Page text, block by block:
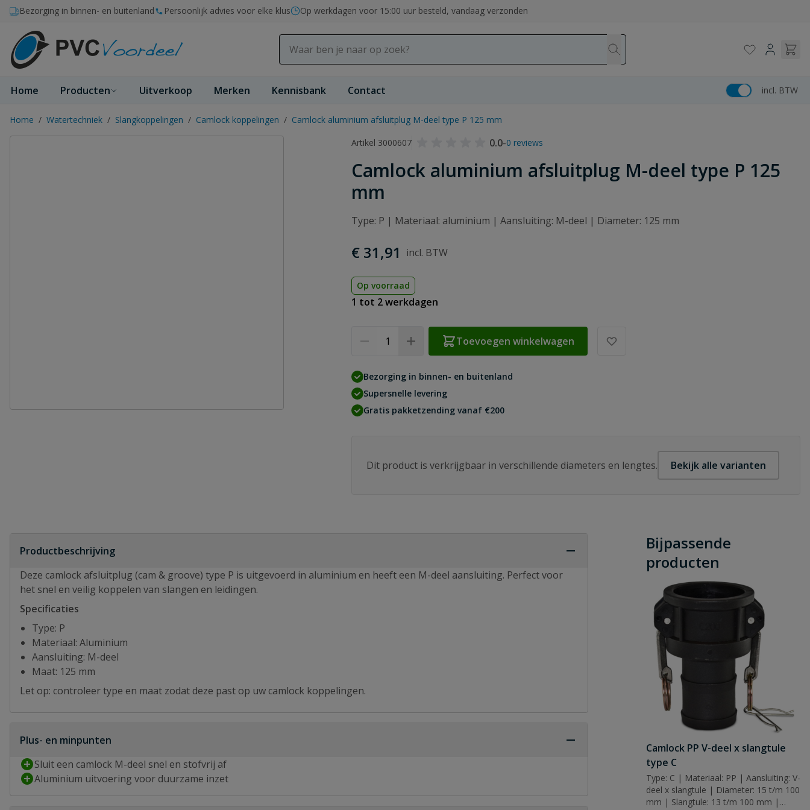
Ga naar de inhoud
Bezorging in binnen- en buitenland Persoonlijk advies voor elke klus Op werkdagen voor 15:00 uur besteld, vandaag verzonden
Home Producten Uitverkoop Merken Kennisbank Contact incl. BTW
Home / Watertechniek / Slangkoppelingen / Camlock koppelingen / Camlock aluminium afsluitplug M-deel type P 125 mm
Artikel 3000607
0.0-0 reviews
Camlock aluminium afsluitplug M-deel type P 125
mm
Type: P | Materiaal: aluminium | Aansluiting: M-deel | Diameter: 125 mm
€ 31,91
Op voorraad
1 tot 2 werkdagen
Toevoegen winkelwagen
Bezorging in binnen- en buitenland
Supersnelle levering
Gratis pakketzending vanaf €200
Dit product is verkrijgbaar in verschillende diameters en lengtes. Bekijk alle varianten
Productbeschrijving
Deze camlock afsluitplug (cam & groove) type P is uitgevoerd in aluminium en heeft een M-deel aansluiting. Perfect voor
het snel en veilig koppelen van slangen en leidingen.
Specificaties
Type: P
Materiaal: Aluminium
Aansluiting: M-deel
Maat: 125 mm
Let op: controleer type en maat zodat deze past op uw camlock koppelingen.
Plus- en minpunten
Sluit een camlock M-deel snel en stofvrij af
Aluminium uitvoering voor duurzame inzet
Bijpassende
producten
Camlock PP V-deel x slangtule
type C
Type: C | Materiaal: PP | Aansluiting: V-
deel x slangtule | Diameter: 15 t/m 100
mm | Slangtule: 13 t/m 100 mm |